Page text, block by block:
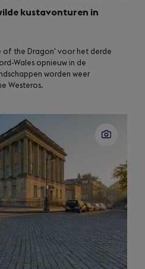
kustavonturen in
of the Dragon' voor het derde
Wales opnieuw in de
worden weer
Westeros.